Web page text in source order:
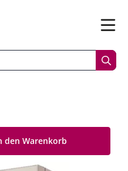
Menü
den Warenkorb